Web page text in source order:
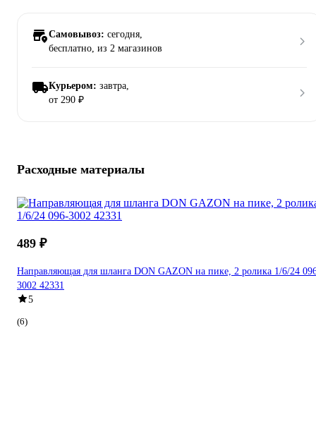
Самовывоз: сегодня,
бесплатно, из 2 магазинов
Курьером: завтра,
от 290 ₽
Расходные материалы
489 ₽
Направляющая для шланга DON GAZON на пике, 2 ролика 1/6/24
3002 42331
5
(6)